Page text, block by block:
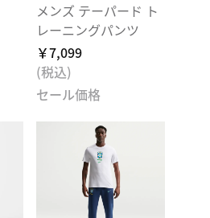
メンズ テーパード ト
レーニングパンツ
￥7,099
(税込)
セール価格